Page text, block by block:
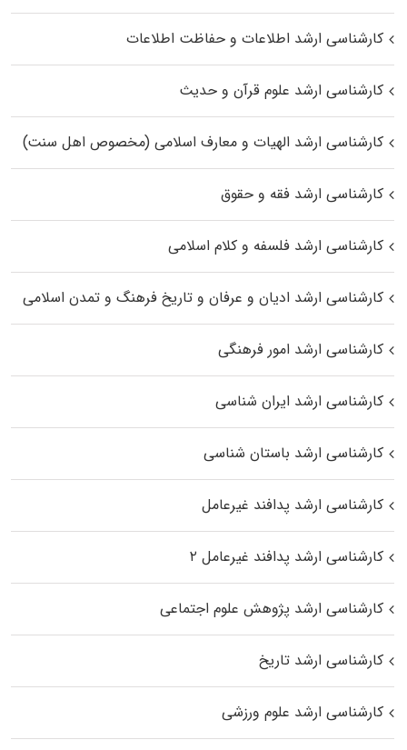
کارشناسی ارشد اطلاعات و حفاظت اطلاعات
کارشناسی ارشد علوم قرآن و حدیث
کارشناسی ارشد الهیات و معارف اسلامی (مخصوص اهل سنت)
کارشناسی ارشد فقه و حقوق
کارشناسی ارشد فلسفه و کلام اسلامی
کارشناسی ارشد ادیان و عرفان و تاریخ فرهنگ و تمدن اسلامی
کارشناسی ارشد امور فرهنگی
کارشناسی ارشد ایران شناسی
کارشناسی ارشد باستان شناسی
کارشناسی ارشد پدافند غیرعامل
کارشناسی ارشد پدافند غیرعامل ۲
کارشناسی ارشد پژوهش علوم اجتماعی
کارشناسی ارشد تاریخ
کارشناسی ارشد علوم ورزشی